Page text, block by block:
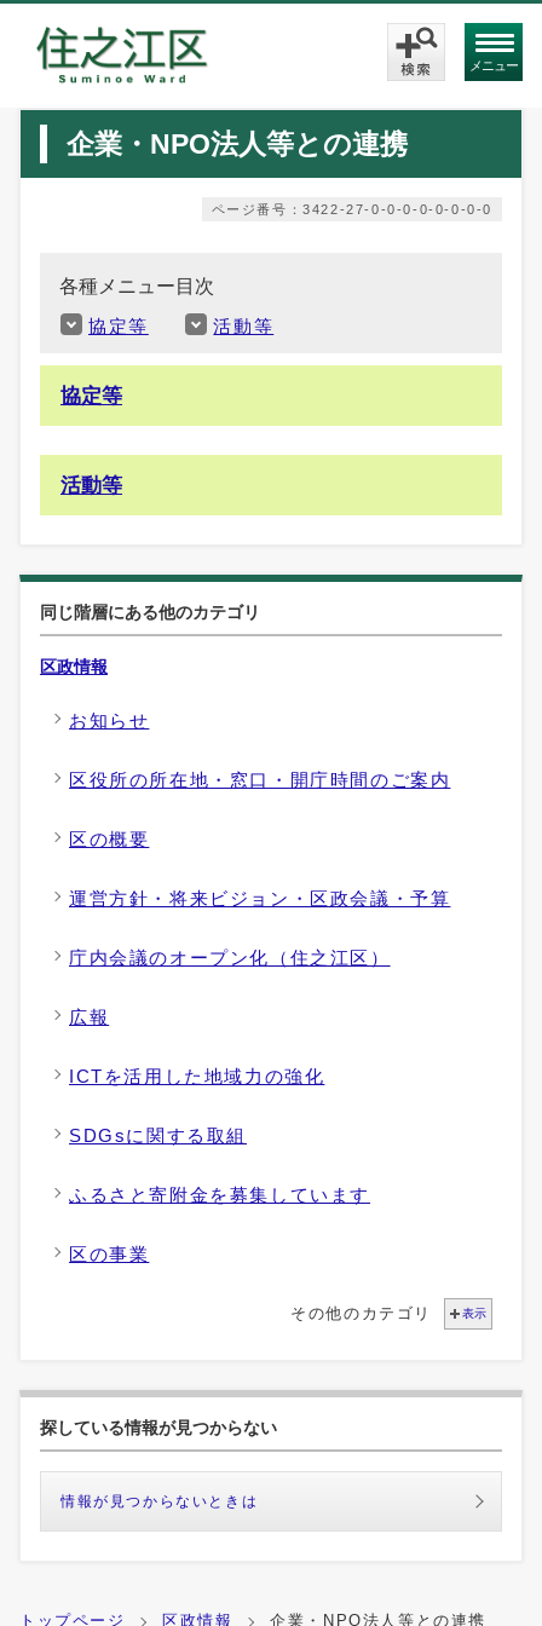
メニュー
企業・NPO法人等との連携
ページ番号：3422-27-0-0-0-0-0-0-0-0
各種メニュー目次
協定等 活動等
協定等
活動等
同じ階層にある他のカテゴリ
区政情報
お知らせ
区役所の所在地・窓口・開庁時間のご案内
区の概要
運営方針・将来ビジョン・区政会議・予算
庁内会議のオープン化（住之江区）
広報
ICTを活用した地域力の強化
SDGsに関する取組
ふるさと寄附金を募集しています
区の事業
その他のカテゴリ 表示
探している情報が見つからない
情報が見つからないときは
トップページ 区政情報 企業・NPO法人等との連携